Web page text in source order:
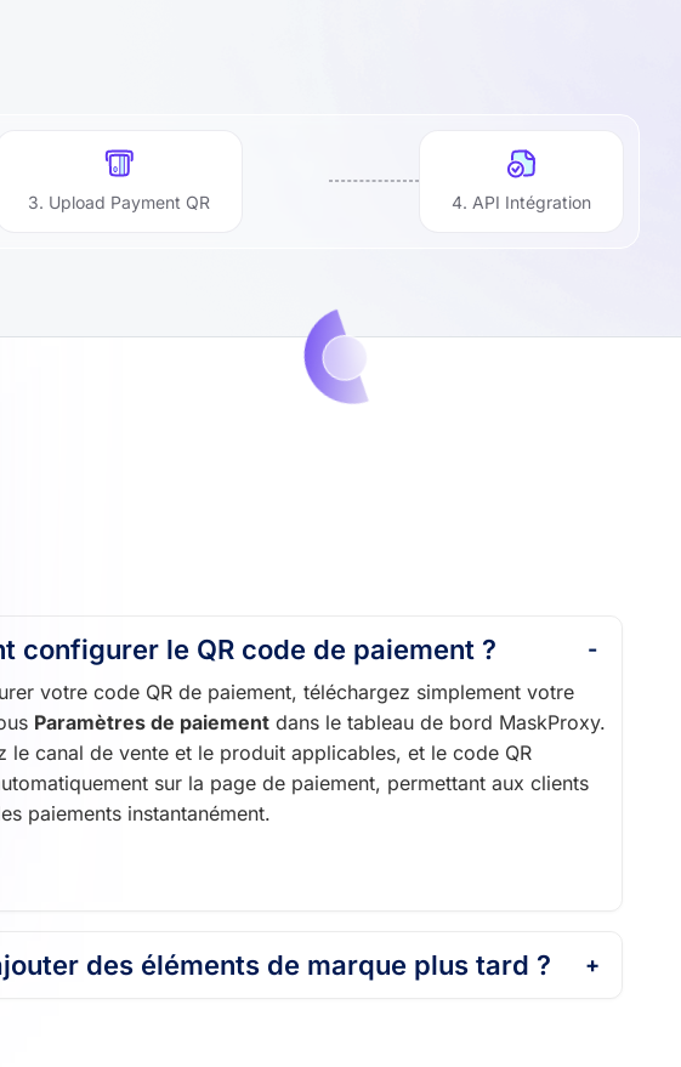
3. Upload Payment QR 4. API Intégration
configurer le QR code de paiement ?
votre code QR de paiement, téléchargez simplement votre
Paramètres de paiement dans le tableau de bord MaskProxy.
le canal de vente et le produit applicables, et le code QR
sur la page de paiement, permettant aux clients
paiements instantanément.
des éléments de marque plus tard ?